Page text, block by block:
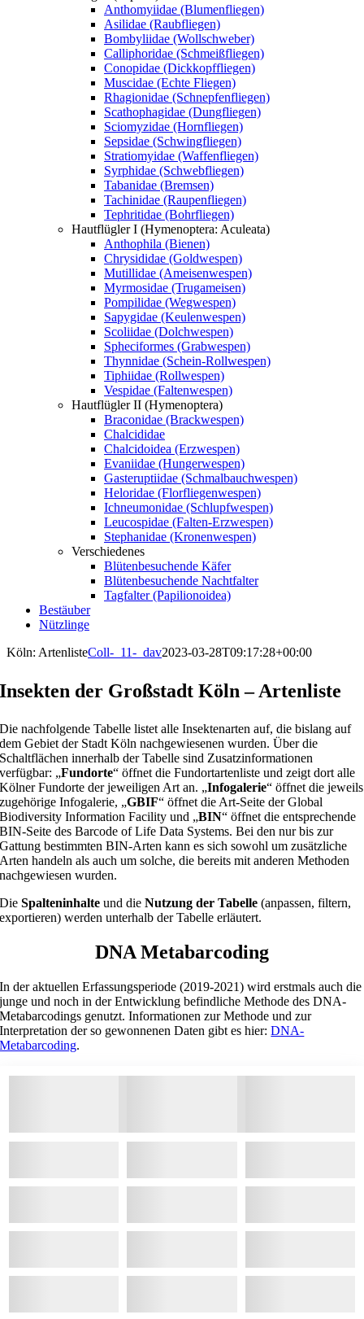
Anthomyiidae (Blumenfliegen)
Asilidae (Raubfliegen)
Bombyliidae (Wollschweber)
Calliphoridae (Schmeißfliegen)
Conopidae (Dickkopffliegen)
Muscidae (Echte Fliegen)
Rhagionidae (Schnepfenfliegen)
Scathophagidae (Dungfliegen)
Sciomyzidae (Hornfliegen)
Sepsidae (Schwingfliegen)
Stratiomyidae (Waffenfliegen)
Syrphidae (Schwebfliegen)
Tabanidae (Bremsen)
Tachinidae (Raupenfliegen)
Tephritidae (Bohrfliegen)
Hautflügler I (Hymenoptera: Aculeata)
Anthophila (Bienen)
Chrysididae (Goldwespen)
Mutillidae (Ameisenwespen)
Myrmosidae (Trugameisen)
Pompilidae (Wegwespen)
Sapygidae (Keulenwespen)
Scoliidae (Dolchwespen)
Spheciformes (Grabwespen)
Thynnidae (Schein-Rollwespen)
Tiphiidae (Rollwespen)
Vespidae (Faltenwespen)
Hautflügler II (Hymenoptera)
Braconidae (Brackwespen)
Chalcididae
Chalcidoidea (Erzwespen)
Evaniidae (Hungerwespen)
Gasteruptiidae (Schmalbauchwespen)
Heloridae (Florfliegenwespen)
Ichneumonidae (Schlupfwespen)
Leucospidae (Falten-Erzwespen)
Stephanidae (Kronenwespen)
Verschiedenes
Blütenbesuchende Käfer
Blütenbesuchende Nachtfalter
Tagfalter (Papilionoidea)
Bestäuber
Nützlinge
Köln: ArtenlisteColl-_11-_dav2023-03-28T09:17:28+00:00
Insekten der Großstadt Köln – Artenliste
Die nachfolgende Tabelle listet alle Insektenarten auf, die bislang auf
dem Gebiet der Stadt Köln nachgewiesenen wurden. Über die
Schaltflächen innerhalb der Tabelle sind Zusatzinformationen
verfügbar: „Fundorte“ öffnet die Fundortartenliste und zeigt dort alle
Kölner Fundorte der jeweiligen Art an. „Infogalerie“ öffnet die jeweils
zugehörige Infogalerie, „GBIF“ öffnet die Art-Seite der Global
Biodiversity Information Facility und „BIN“ öffnet die entsprechende
BIN-Seite des Barcode of Life Data Systems. Bei den nur bis zur
Gattung bestimmten BIN-Arten kann es sich sowohl um zusätzliche
Arten handeln als auch um solche, die bereits mit anderen Methoden
nachgewiesen wurden.
DieSpalteninhalte und dieNutzung der Tabelle (anpassen, filtern,
exportieren) werden unterhalb der Tabelle erläutert.
DNA Metabarcoding
In der aktuellen Erfassungsperiode (2019-2021) wird erstmals auch die
junge und noch in der Entwicklung befindliche Methode des DNA-
Metabarcodings genutzt. Informationen zur Methode und zur
Interpretation der so gewonnenen Daten gibt es hier:DNA-
Metabarcoding.